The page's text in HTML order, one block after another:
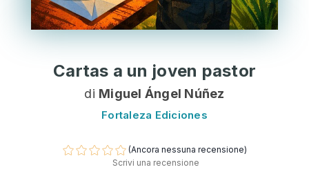
Cartas a un joven pastor
di Miguel Ángel Núñez
Fortaleza Ediciones
(Ancora nessuna recensione)
Scrivi una recensione